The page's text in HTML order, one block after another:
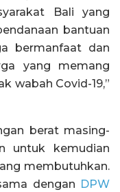
Bali yang
bantuan
bermanfaat dan
yang memang
wabah Covid-19,”
berat masing-
untuk kemudian
membutuhkan.
dengan DPW